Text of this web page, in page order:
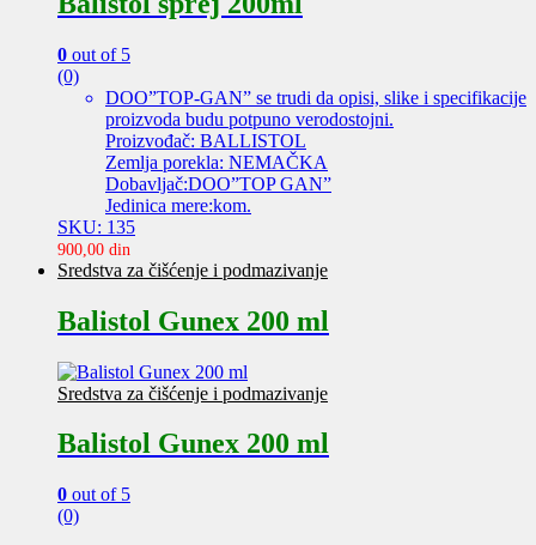
0 out of 5
(0)
DOO”TOP-GAN” se trudi da opisi, slike i specifikacije
proizvoda budu potpuno verodostojni.
Proizvođač: BALLISTOL
Zemlja porekla: NEMAČKA
Dobavljač:DOO”TOP GAN”
Jedinica mere:kom.
SKU: 135
900,00 din
Sredstva za čišćenje i podmazivanje
Balistol Gunex 200 ml
Sredstva za čišćenje i podmazivanje
Balistol Gunex 200 ml
0 out of 5
(0)